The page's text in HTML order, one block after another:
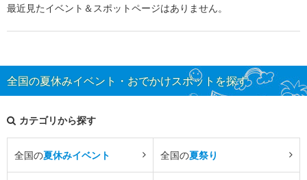
最近見たイベント＆スポットページはありません。
全国の夏休みイベント・おでかけスポットを探す
カテゴリから探す
全国の夏休みイベント 全国の夏祭り